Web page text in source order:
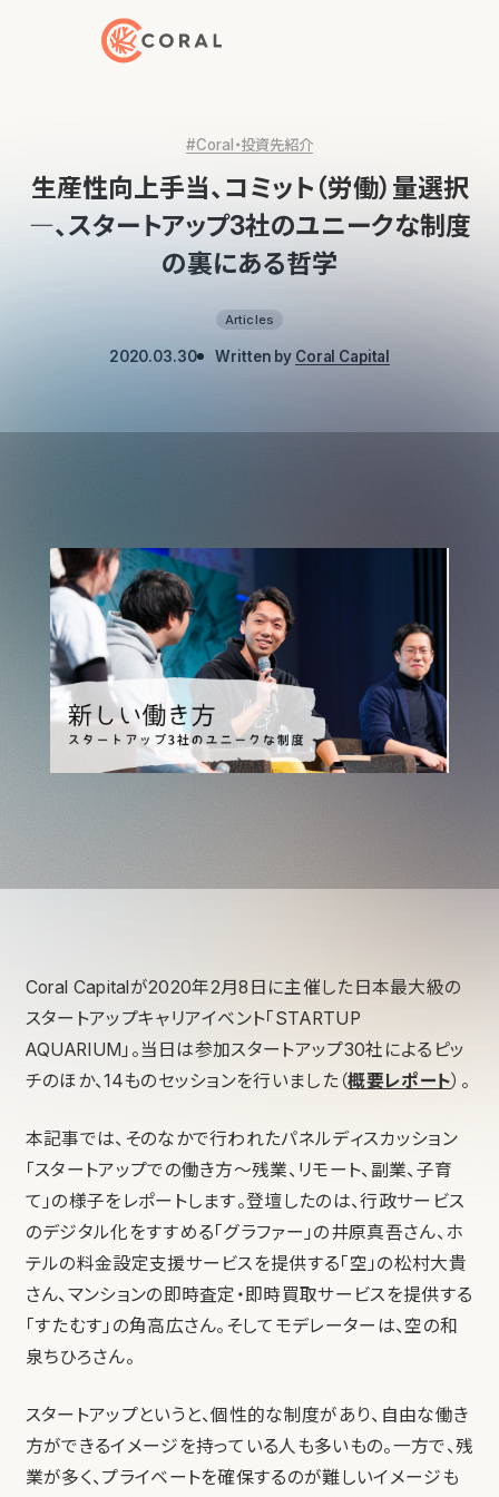
トップページへ戻る
#Coral・投資先紹介
生産性向上手当、コミット（労働）量選択
―、スタートアップ3社のユニークな制度
の裏にある哲学
Articles
2020.03.30 Written by Coral Capital
Coral Capitalが2020年2月8日に主催した日本最大級の
スタートアップキャリアイベント「STARTUP
AQUARIUM」。当日は参加スタートアップ30社によるピッ
チのほか、14ものセッションを行いました（概要レポート）。
本記事では、そのなかで行われたパネルディスカッション
「スタートアップでの働き方〜残業、リモート、副業、子育
て」の様子をレポートします。登壇したのは、行政サービス
のデジタル化をすすめる「グラファー」の井原真吾さん、ホ
テルの料金設定支援サービスを提供する「空」の松村大貴
さん、マンションの即時査定・即時買取サービスを提供する
「すたむす」の角高広さん。そしてモデレーターは、空の和
泉ちひろさん。
スタートアップというと、個性的な制度があり、自由な働き
方ができるイメージを持っている人も多いもの。一方で、残
業が多く、プライベートを確保するのが難しいイメージも